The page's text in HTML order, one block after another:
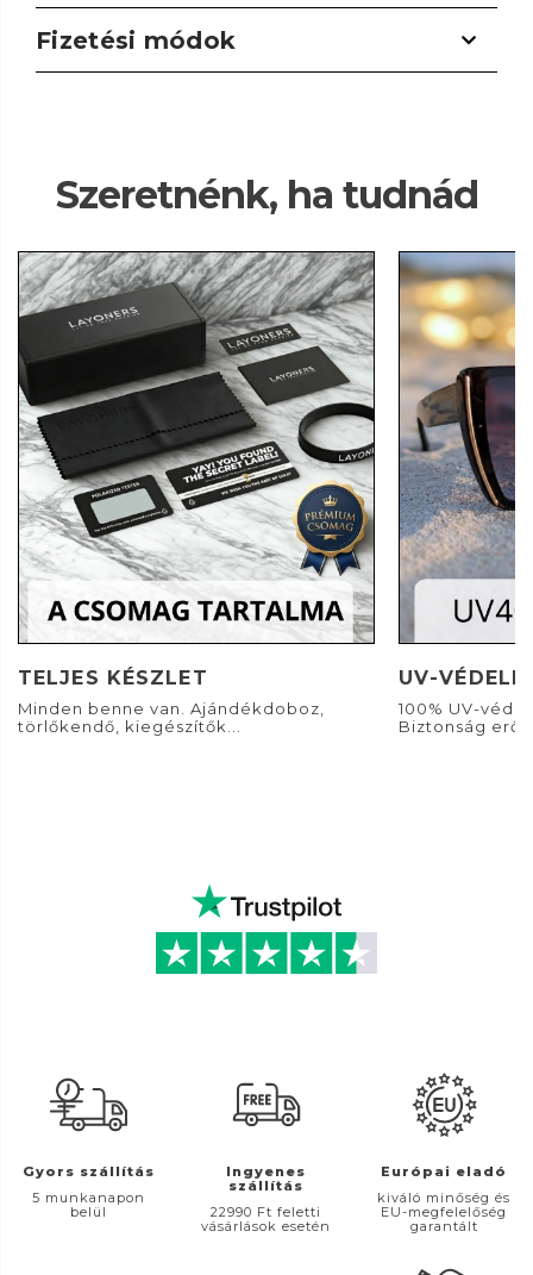
Fizetési módok
Szeretnénk, ha tudnád
TELJES KÉSZLET
Minden benne van. Ajándékdoboz,
törlőkendő, kiegészítők...
UV-
100% UV-
Biztonság
Gyors szállítás
5 munkanapon
belül
Ingyenes
szállítás
22990 Ft feletti
vásárlások esetén
Európai eladó
kiváló minőség és
EU-megfelelőség
garantált